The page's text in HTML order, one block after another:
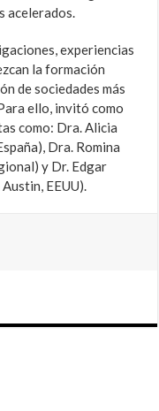
acelerados.
experiencias
la formación
de sociedades más
ello, invitó como
como: Dra. Alicia
Dra. Romina
y Dr. Edgar
EEUU).